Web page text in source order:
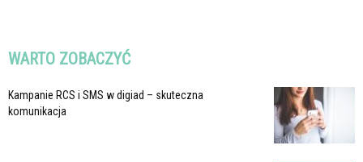
WARTO ZOBACZYĆ
Kampanie RCS i SMS w digiad – skuteczna
komunikacja